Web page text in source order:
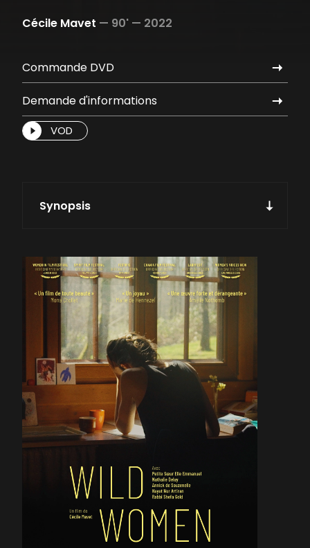
Cécile Mavet — 90' — 2022
Commande DVD
Demande d'informations
VOD
Synopsis